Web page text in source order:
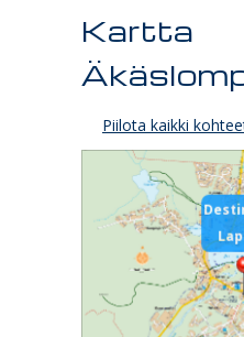
Kartta
Piilota kaikki